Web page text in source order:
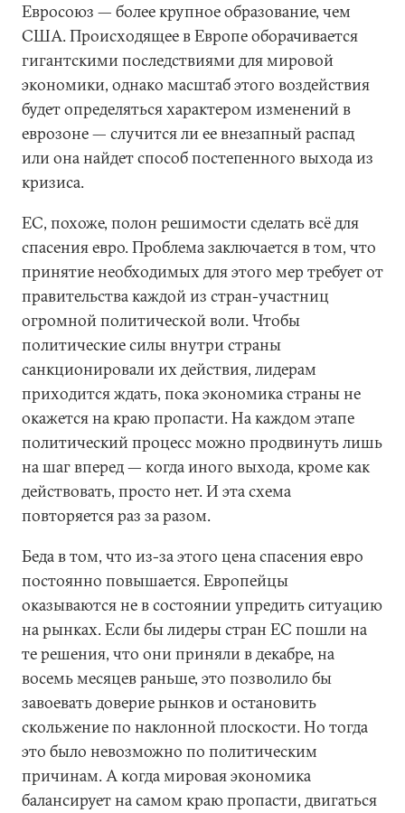
Евросоюз — более крупное образование, чем
США. Происходящее в Европе оборачивается
гигантскими последствиями для мировой
экономики, однако масштаб этого воздействия
будет определяться характером изменений в
еврозоне — случится ли ее внезапный распад
или она найдет способ постепенного выхода из
кризиса.
ЕС, похоже, полон решимости сделать всё для
спасения евро. Проблема заключается в том, что
принятие необходимых для этого мер требует от
правительства каждой из стран-участниц
огромной политической воли. Чтобы
политические силы внутри страны
санкционировали их действия, лидерам
приходится ждать, пока экономика страны не
окажется на краю пропасти. На каждом этапе
политический процесс можно продвинуть лишь
на шаг вперед — когда иного выхода, кроме как
действовать, просто нет. И эта схема
повторяется раз за разом.
Беда в том, что из-за этого цена спасения евро
постоянно повышается. Европейцы
оказываются не в состоянии упредить ситуацию
на рынках. Если бы лидеры стран ЕС пошли на
те решения, что они приняли в декабре, на
восемь месяцев раньше, это позволило бы
завоевать доверие рынков и остановить
скольжение по наклонной плоскости. Но тогда
это было невозможно по политическим
причинам. А когда мировая экономика
балансирует на самом краю пропасти, двигаться